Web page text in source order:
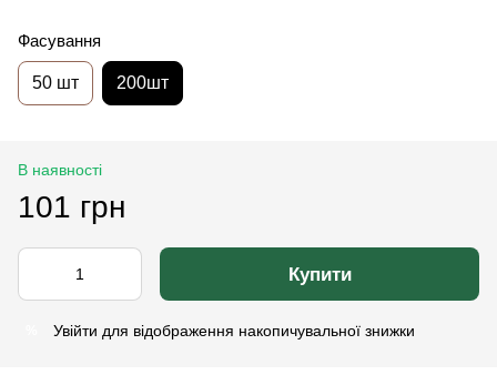
Фасування
50 шт 200шт
В наявності
101 грн
Купити
Увійти для відображення накопичувальної знижки